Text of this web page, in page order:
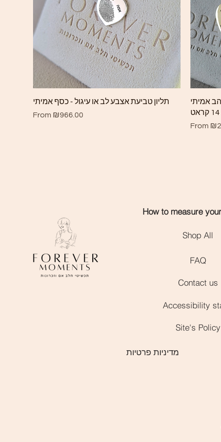
Quick View
תליון טביעת אצבע לב או עיגול - כסף אמיתי
From ₪966.00
Sale Price
אמיתי
14 קראט
From
Sale
How to measure
Shop All
FAQ
Contact us
Site's Policy
מדיניות פרטיות